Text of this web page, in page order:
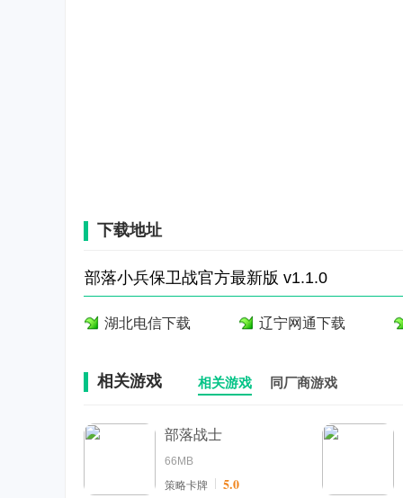
下载地址
部落小兵保卫战官方最新版 v1.1.0
湖北电信下载 辽宁网通下载
相关游戏 相关游戏 同厂商游戏
部落战士
66MB
策略卡牌
5.0